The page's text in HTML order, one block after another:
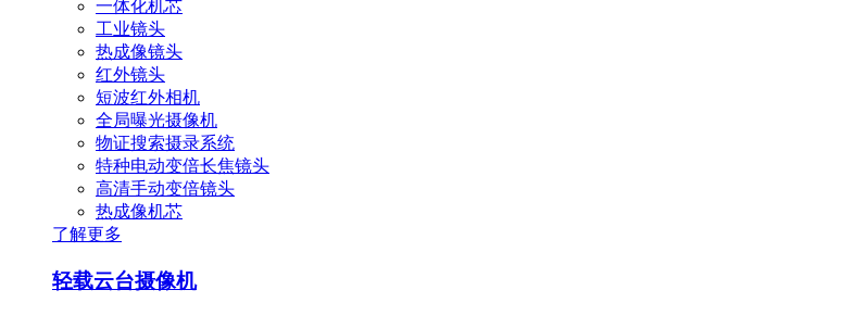
一体化机芯
工业镜头
热成像镜头
红外镜头
短波红外相机
全局曝光摄像机
物证搜索摄录系统
特种电动变倍长焦镜头
高清手动变倍镜头
热成像机芯
了解更多
轻载云台摄像机